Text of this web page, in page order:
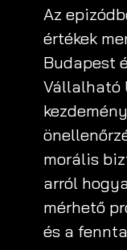
Az
értékek
Budapest
Vállalható
morális
arról
mérhető
és a